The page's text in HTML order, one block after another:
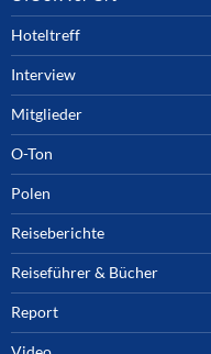
Hoteltreff
Interview
Mitglieder
O-Ton
Polen
Reiseberichte
Reiseführer & Bücher
Report